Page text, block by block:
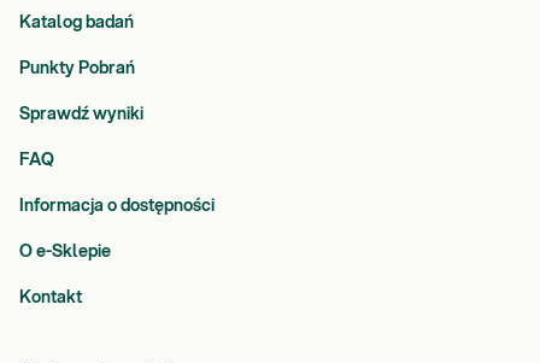
Katalog badań
Punkty Pobrań
Sprawdź wyniki
FAQ
Informacja o dostępności
O e-Sklepie
Kontakt